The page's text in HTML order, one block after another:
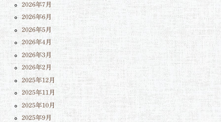
2026年7月
2026年6月
2026年5月
2026年4月
2026年3月
2026年2月
2025年12月
2025年11月
2025年10月
2025年9月